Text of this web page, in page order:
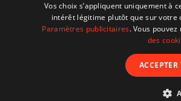
Vos choix s’appliquent uniquement à
intérêt légitime plutôt que sur votre
Paramètres publicitaires. Vous
des